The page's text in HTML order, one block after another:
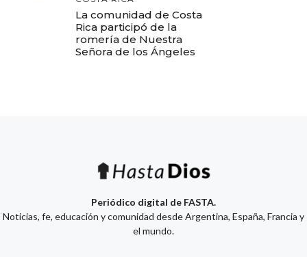
La comunidad de Costa
Rica participó de la
romería de Nuestra
Señora de los Ángeles
Periódico digital de FASTA.
Noticias, fe, educación y comunidad desde Argentina, España, Francia y
el mundo.